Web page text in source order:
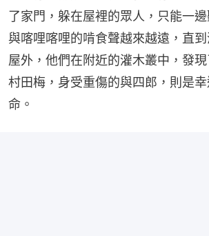
了家門，躲在屋裡的眾人，只能一
與喀哩喀哩的啃食聲越來越遠，直
屋外，他們在附近的灌木叢中，發
村田梅，身受重傷的與四郎，則是
命。